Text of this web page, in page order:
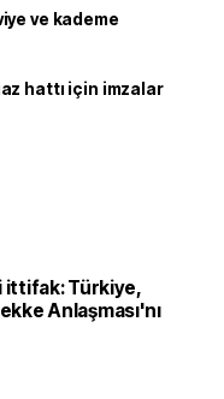
ve kademe
hattı için imzalar
ittifak: Türkiye,
Anlaşması'nı